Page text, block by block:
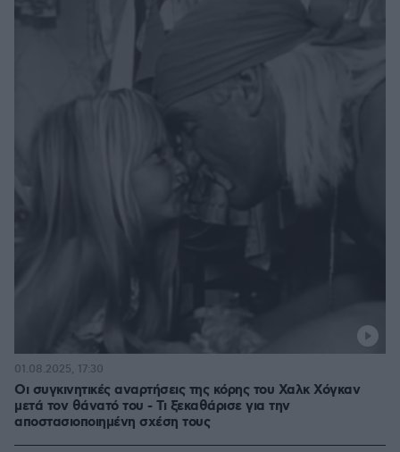
Οι συγκινητικές αναρτήσεις της κόρης του Χαλκ Χόγκαν
μετά τον θάνατό του - Τι ξεκαθάρισε για την
αποστασιοποιημένη σχέση τους
01.08.2025, 17:30